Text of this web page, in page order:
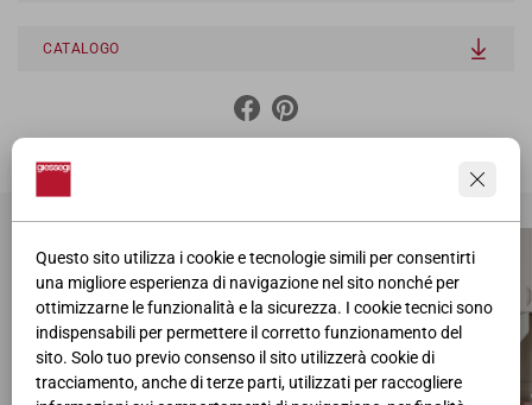
Questo sito utilizza i cookie e tecnologie simili per consentirti
una migliore esperienza di navigazione nel sito nonché per
ottimizzarne le funzionalità e la sicurezza. I cookie tecnici sono
indispensabili per permettere il corretto funzionamento del
sito. Solo tuo previo consenso il sito utilizzerà cookie di
tracciamento, anche di terze parti, utilizzati per raccogliere
CATALOGO